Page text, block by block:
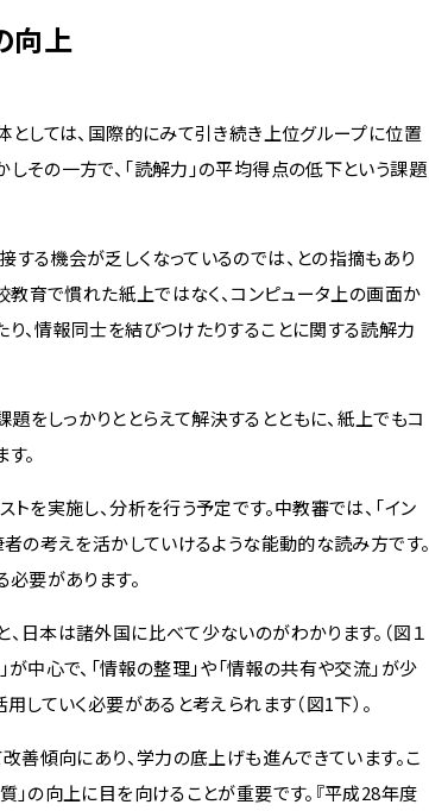
向上
としては、国際的にみて引き続き上位グループに位置
その一方で、「読解力」の平均得点の低下という課題
る機会が乏しくなっているのでは、との指摘もあり
教育で慣れた紙上ではなく、コンピュータ上の画面か
、情報同士を結びつけたりすることに関する読解力
しっかりととらえて解決するとともに、紙上でもコ
。
を実施し、分析を行う予定です。中教審では、「イン
の考えを活かしていけるような能動的な読み方です。
要があります。
日本は諸外国に比べて少ないのがわかります。（図１
中心で、「情報の整理」や「情報の共有や交流」が少
していく必要があると考えられます（図1下）。
善傾向にあり、学力の底上げも進んできています。こ
」の向上に目を向けることが重要です。『平成28年度